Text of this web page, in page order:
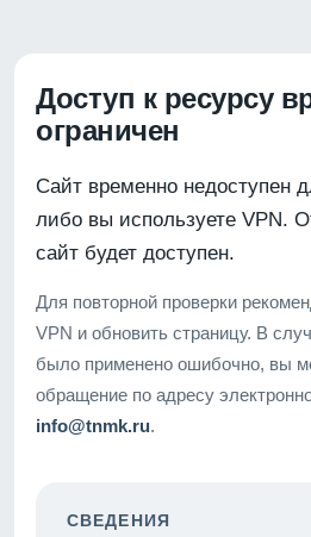
Доступ к ресурсу
ограничен
Сайт временно недоступен
либо вы используете VPN.
сайт будет доступен.
Для повторной проверки
VPN и обновить страницу. В
было применено ошибочно, вы
обращение по адресу
info@tnmk.ru.
СВЕДЕНИЯ